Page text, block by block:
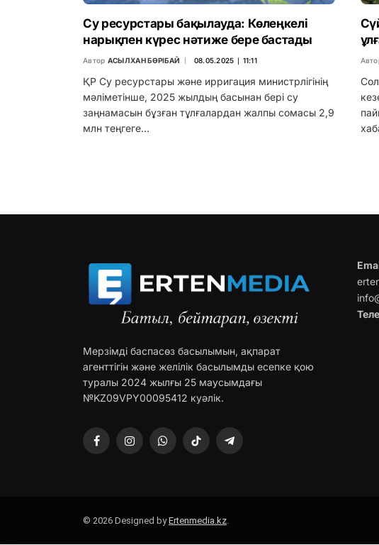
Су ресурстары бақылауда: Көлеңкелі
нарықпен күрес нәтиже бере бастады
Автор АСЫЛХАН БӨРІБАЙ 08.05.2025 ∣ 11:11
ҚР Су ресурстары және ирригация министрлігінің
мәліметінше, 2025 жылдың басынан бері су
заңнамасын бұзған тұлғалардан жалпы сомасы 2,9
млн теңгеге…
Мерзімді баспасөз басылымын, ақпарат
агенттігін және желілік басылымды есепке қою
туралы 2024 жылғы 25 маусымдағы
№KZ09VPY00095412 куәлік.
FacebookInstagramWhatsAppTikTok Telegram
© 2026 Designed byErtenmedia.kz.